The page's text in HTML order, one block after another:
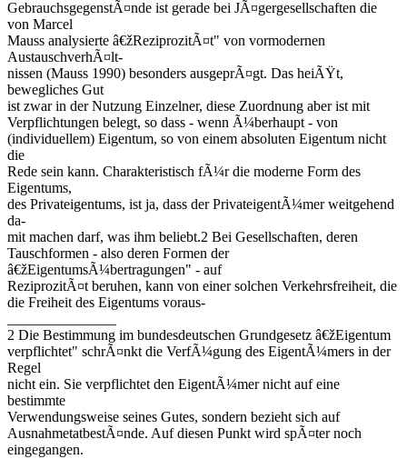
GebrauchsgegenstÃ¤nde ist gerade bei JÃ¤gergesellschaften die
von Marcel
Mauss analysierte â€žReziprozitÃ¤t" von vormodernen
AustauschverhÃ¤lt-
nissen (Mauss 1990) besonders ausgeprÃ¤gt. Das heiÃŸt,
bewegliches Gut
ist zwar in der Nutzung Einzelner, diese Zuordnung aber ist mit
Verpflichtungen belegt, so dass - wenn Ã¼berhaupt - von
(individuellem) Eigentum, so von einem absoluten Eigentum nicht
die
Rede sein kann. Charakteristisch fÃ¼r die moderne Form des
Eigentums,
des Privateigentums, ist ja, dass der PrivateigentÃ¼mer weitgehend
da-
mit machen darf, was ihm beliebt.2 Bei Gesellschaften, deren
Tauschformen - also deren Formen der
â€žEigentumsÃ¼bertragungen" - auf
ReziprozitÃ¤t beruhen, kann von einer solchen Verkehrsfreiheit, die
die Freiheit des Eigentums voraus-
2 Die Bestimmung im bundesdeutschen Grundgesetz â€žEigentum
verpflichtet" schrÃ¤nkt die VerfÃ¼gung des EigentÃ¼mers in der
Regel
nicht ein. Sie verpflichtet den EigentÃ¼mer nicht auf eine
bestimmte
Verwendungsweise seines Gutes, sondern bezieht sich auf
AusnahmetatbestÃ¤nde. Auf diesen Punkt wird spÃ¤ter noch
eingegangen.